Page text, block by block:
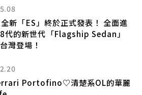
「跟Corolla Cross差不多大
「500萬日圓以下」的價格與
碼加持下相當有吸引力！最新
2025.12.30